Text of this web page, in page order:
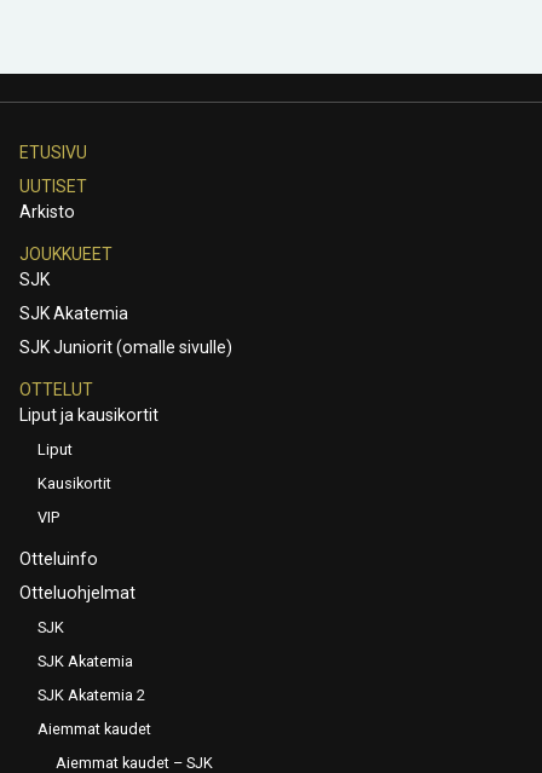
ETUSIVU
UUTISET
Arkisto
JOUKKUEET
SJK
SJK Akatemia
SJK Juniorit (omalle sivulle)
OTTELUT
Liput ja kausikortit
Liput
Kausikortit
VIP
Otteluinfo
Otteluohjelmat
SJK
SJK Akatemia
SJK Akatemia 2
Aiemmat kaudet
Aiemmat kaudet – SJK